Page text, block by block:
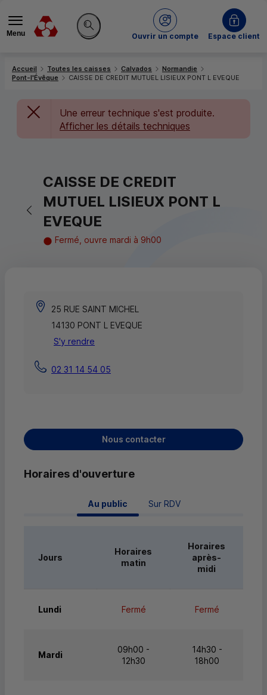
Menu
Rechercher sur le site
Ouvrir un compte
du Crédit MutuelEspace client
Accueil Toutes les caisses Calvados
Normandie
Pont-l'Évêque
CAISSE DE CREDIT MUTUEL LISIEUX PONT L EVEQUE
Une erreur technique s'est produite.
Afficher les détails techniques
Retour vers la page précédente
CAISSE DE CREDIT
MUTUEL LISIEUX PONT L
EVEQUE
Fermé, ouvre mardi à 9h00
25 RUE SAINT MICHEL
14130 PONT L EVEQUE
S'y rendre
02 31 14 54 05
Nous contacter
Horaires d'ouverture
Au public Sur RDV
Jours
Horaires
matin
Horaires
après-
midi
Lundi Fermé Fermé
Mardi
09h00 -
12h30
14h30 -
18h00